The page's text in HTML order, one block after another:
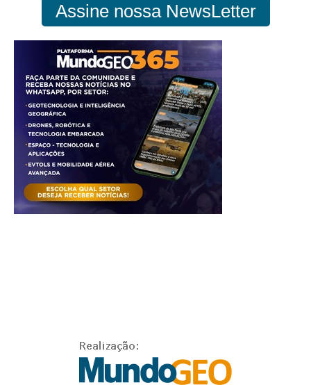
Assine nossa NewsLetter